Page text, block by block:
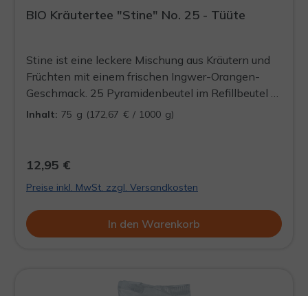
BIO Kräutertee "Stine" No. 25 - Tüüte
Stine ist eine leckere Mischung aus Kräutern und
Früchten mit einem frischen Ingwer-Orangen-
Geschmack. 25 Pyramidenbeutel im Refillbeutel zu
Wiederbefüllung der Dööse. Präsentieren Sie Ihre
Döösen.
Inhalt:75 g (172,67 € / 1000 g)
12,95 €
Preise inkl. MwSt. zzgl. Versandkosten
In den Warenkorb